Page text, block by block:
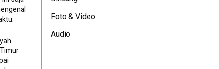
Foto & Video
Audio